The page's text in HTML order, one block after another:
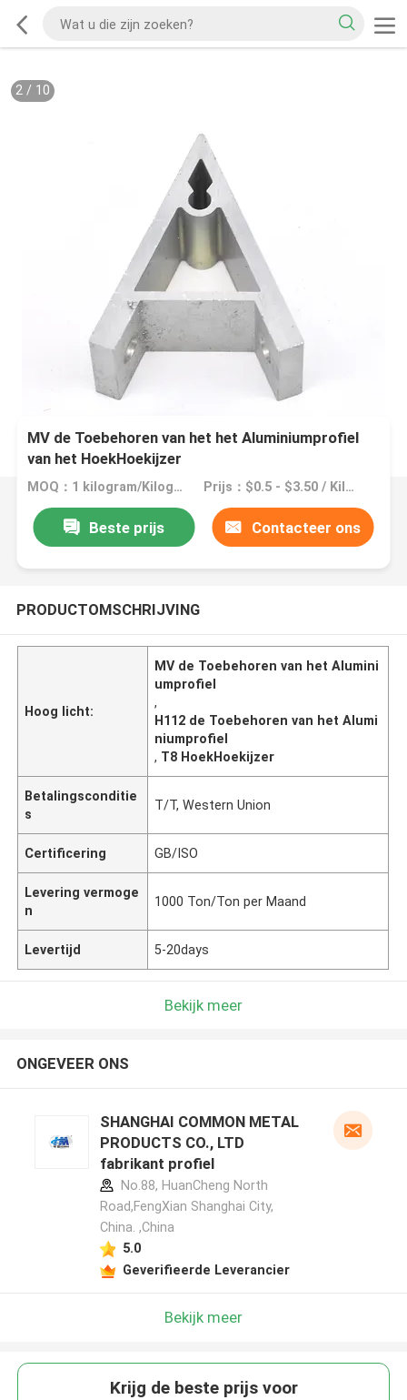
2/ 10
MV de Toebehoren van het het Aluminiumprofiel
van het HoekHoekijzer
MOQ：1 kilogram/Kilogram Prijs：$0.5 - $3.50 / Kilogram
Beste prijs Contacteer ons
PRODUCTOMSCHRIJVING
Hoog licht:
MV de Toebehoren van het Alumini
umprofiel
,
H112 de Toebehoren van het Alumi
niumprofiel
, T8 HoekHoekijzer
Betalingsconditie
s
T/T, Western Union
Certificering GB/ISO
Levering vermoge
n
1000 Ton/Ton per Maand
Levertijd 5-20days
Bekijk meer
ONGEVEER ONS
SHANGHAI COMMON METAL
PRODUCTS CO., LTD
fabrikant profiel
No.88, HuanCheng North
Road,FengXian Shanghai City,
China. ,China
5.0
Geverifieerde Leverancier
Bekijk meer
Krijg de beste prijs voor